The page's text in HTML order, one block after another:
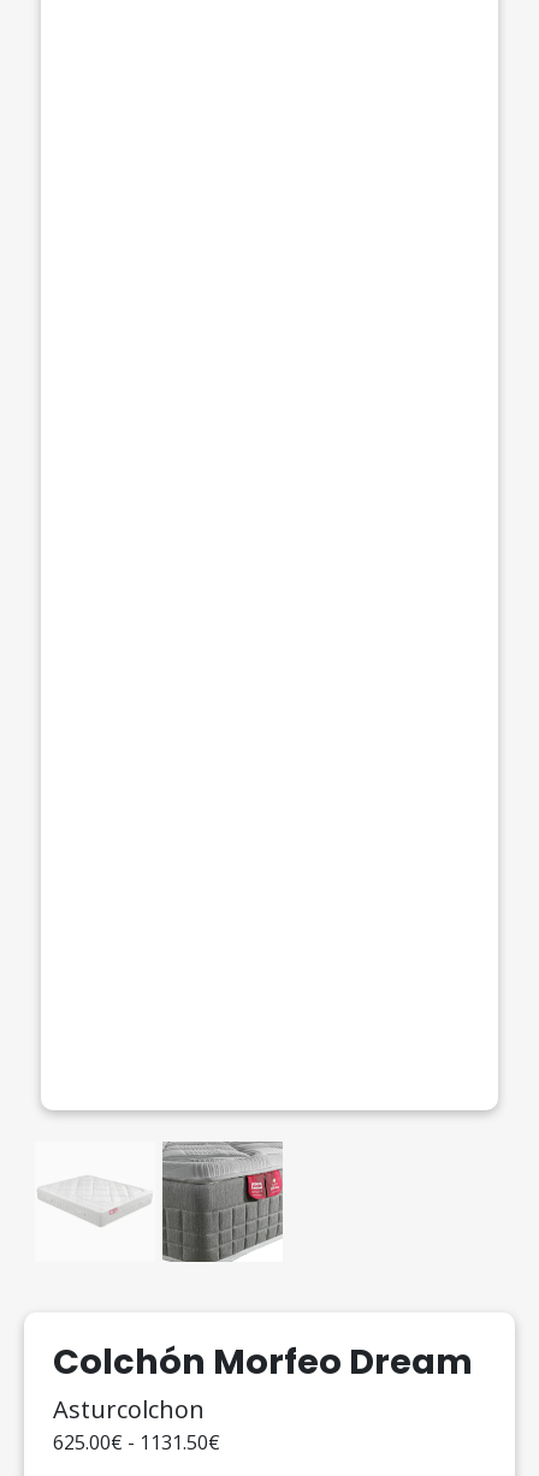
Colchón Morfeo Dream
Asturcolchon
625.00€ - 1131.50€